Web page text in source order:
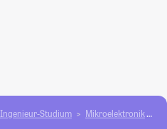
Ingenieur-Studium Mikroelektronik